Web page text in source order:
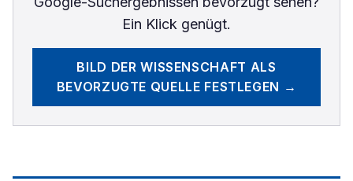
Ein Klick genügt.
BILD DER WISSENSCHAFT ALS
BEVORZUGTE QUELLE FESTLEGEN →